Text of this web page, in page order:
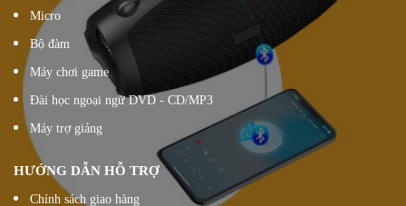
Micro
Bộ đàm
Máy chơi game
Đài học ngoại ngữ DVD - CD/MP3
Máy trợ giảng
HƯỚNG DẪN HỖ TRỢ
Chính sách giao hàng